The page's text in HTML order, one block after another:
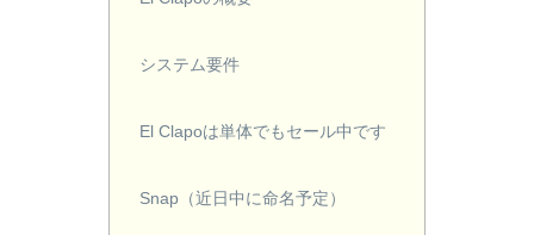
システム要件
El Clapoは単体でもセール中です
Snap（近日中に命名予定）